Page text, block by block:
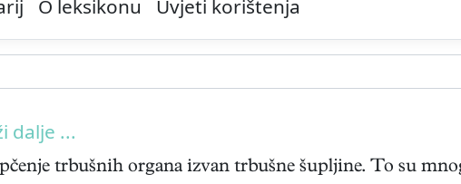
O leksikonu Uvjeti korištenja
dalje ...
trbušnih organa izvan trbušne šupljine. To su